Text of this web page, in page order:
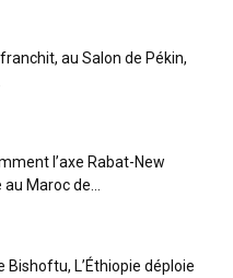
au Salon de Pékin,
l’axe Rabat-New
Maroc de...
Bishoftu, L’Éthiopie déploie